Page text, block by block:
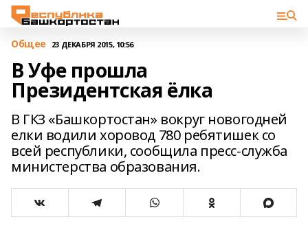
Общее 23 ДЕКАБРЯ 2015, 10:56
В Уфе прошла
Президентская ёлка
В ГКЗ «Башкортостан» вокруг новогодней
елки водили хоровод 780 ребятишек со
всей республики, сообщила пресс-служба
министерства образования.